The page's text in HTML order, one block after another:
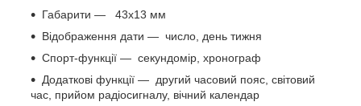
Габарити ― 43x13 мм
Відображення дати ― число, день тижня
Спорт-функції ― секундомір, хронограф
Додаткові функції ― другий часовий пояс, світовий
час, прийом радіосигналу, вічний календар